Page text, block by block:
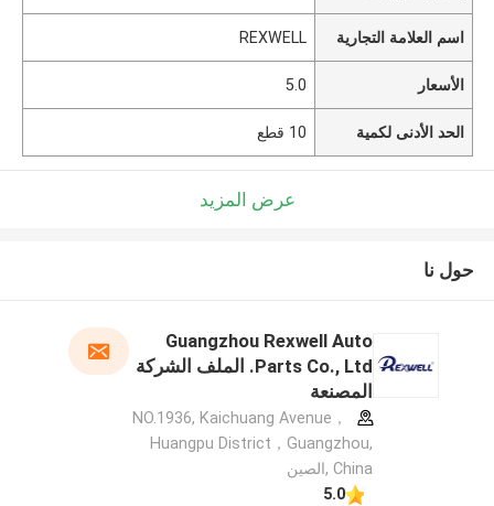
اسم العلامة التجارية REXWELL
الأسعار 5.0
الحد الأدنى لكمية 10 قطع
عرض المزيد
حول نا
Guangzhou Rexwell Auto
Parts Co., Ltd. الملف الشركة
المصنعة
NO.1936, Kaichuang Avenue，
Huangpu District，Guangzhou,
China ,الصين
5.0